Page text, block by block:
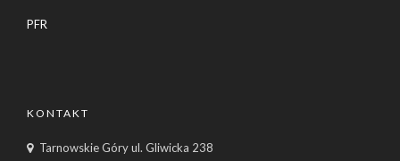
PFR
KONTAKT
Tarnowskie Góry ul. Gliwicka 238